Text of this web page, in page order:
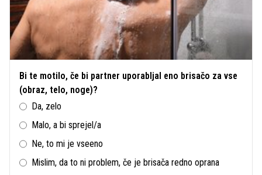
Bi te motilo, če bi partner uporabljal eno brisačo za vse
(obraz, telo, noge)?
Da, zelo
Malo, a bi sprejel/a
Ne, to mi je vseeno
Mislim, da to ni problem, če je brisača redno oprana